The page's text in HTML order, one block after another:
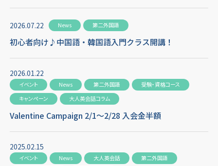
2026.07.22 News 第二外国語
初心者向け♪中国語・韓国語入門クラス開講！
2026.01.22
イベント News 第二外国語
受験・資格コース
キャンペーン
大人英会話コラム
Valentine Campaign 2/1～2/28 入会金半額
2025.02.15
イベント News 大人英会話
第二外国語